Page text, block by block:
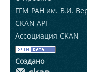
ГГМ РАН им. В.И.
CKAN API
Ассоциация CKAN
Создано